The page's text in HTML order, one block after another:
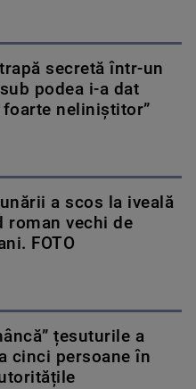
secretă într-un
podea i-a dat
neliniștitor”
a scos la iveală
roman vechi de
FOTO
țesuturile a
cinci persoane în